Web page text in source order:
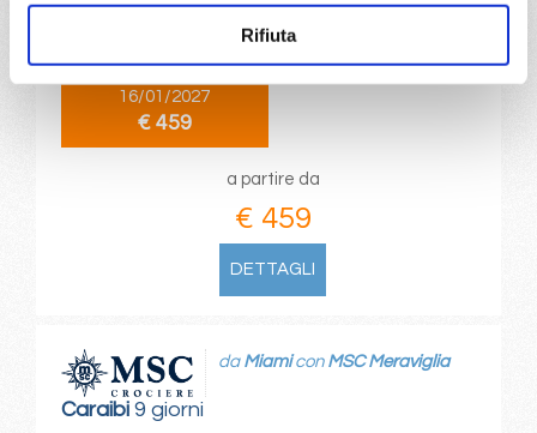
Rifiuta
Miami, Philipsburg, St. John S, Hue/danang(chan may),
16/01/2027
€ 459
a partire da
€ 459
DETTAGLI
Caraibi9 giorni
da Miamicon MSC Meraviglia